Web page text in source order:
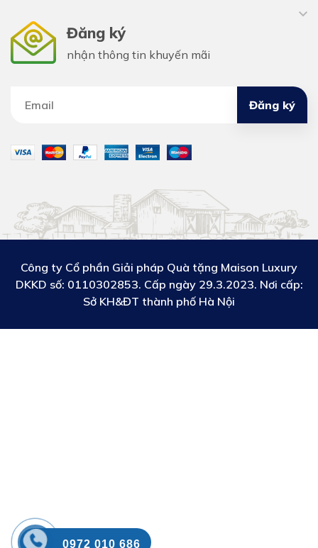
Đăng ký
nhận thông tin khuyến mãi
Đăng ký
Công ty Cổ phần Giải pháp Quà tặng Maison Luxury
DKKD số: 0110302853. Cấp ngày 29.3.2023. Nơi cấp:
Sở KH&ĐT thành phố Hà Nội
0972 010 686